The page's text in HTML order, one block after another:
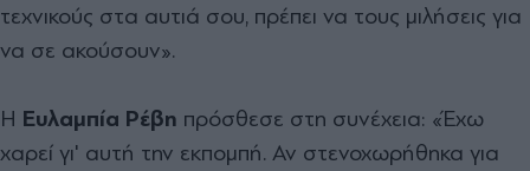
τεχνικούς στα αυτιά σου, πρέπει να τους µιλήσεις για
να σε ακούσουν».
Η Ευλαµπία Ρέβη πρόσθεσε στη συνέχεια: «Έχω
χαρεί γι' αυτή την εκποµπή. Αν στενοχωρήθηκα για